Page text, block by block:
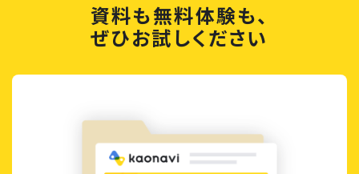
資料も無料体験も、
ぜひお試しください